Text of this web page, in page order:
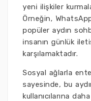
yeni ilişkiler
Örneğin,
popüler aydın
insanın günlük
karşılamaktadır.
Sosyal ağlarla
sayesinde, bu
kullanıcılarına